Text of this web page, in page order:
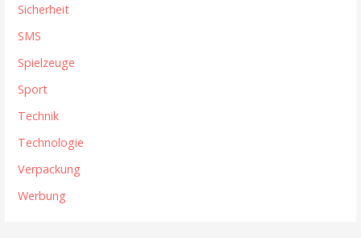
Sicherheit
SMS
Spielzeuge
Sport
Technik
Technologie
Verpackung
Werbung